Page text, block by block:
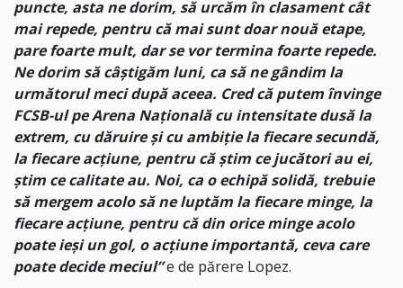
puncte, asta ne dorim, să urcăm în clasament cât
mai repede, pentru că mai sunt doar nouă etape,
pare foarte mult, dar se vor termina foarte repede.
Ne dorim să câștigăm luni, ca să ne gândim la
următorul meci după aceea. Cred că putem învinge
FCSB-ul pe Arena Națională cu intensitate dusă la
extrem, cu dăruire și cu ambiție la fiecare secundă,
la fiecare acțiune, pentru că știm ce jucători au ei,
știm ce calitate au. Noi, ca o echipă solidă, trebuie
să mergem acolo să ne luptăm la fiecare minge, la
fiecare acțiune, pentru că din orice minge acolo
poate ieși un gol, o acțiune importantă, ceva care
poate decide meciul”e de părere Lopez.